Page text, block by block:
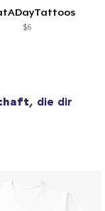
$6
, die dir